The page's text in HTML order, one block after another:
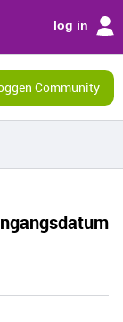
log in
Community